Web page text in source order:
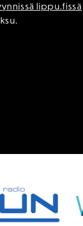
lippu.fissä
EDELLISEEN